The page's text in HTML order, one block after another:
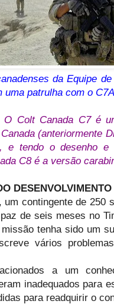
da Equipe
uma patrulha com o
O Colt Canada C7 é
(anteriormente
e tendo o desenho e
C8 é a versão
um contingente de 250
de seis meses no
tenha sido um
vários
a um
inadequados para
para readquirir o